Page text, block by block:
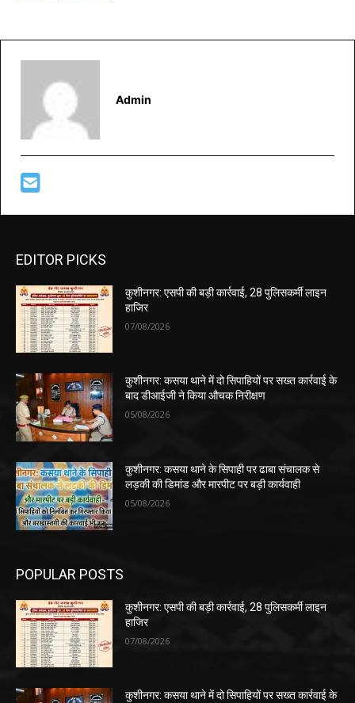
Admin
EDITOR PICKS
कुशीनगर: एसपी की बड़ी कार्रवाई, 28 पुलिसकर्मी लाइन
हाजिर
07/08/2026
कुशीनगर: कसया थाने में दो सिपाहियों पर सख्त कार्रवाई के
बाद डीआईजी ने किया औचक निरीक्षण
05/08/2026
कुशीनगर: कसया थाने के सिपाही पर ढाबा संचालक से
लड़की की डिमांड और मारपीट पर बड़ी कार्यवाही
05/08/2026
POPULAR POSTS
कुशीनगर: एसपी की बड़ी कार्रवाई, 28 पुलिसकर्मी लाइन
हाजिर
07/08/2026
कुशीनगर: कसया थाने में दो सिपाहियों पर सख्त कार्रवाई के